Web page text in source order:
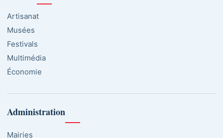
Artisanat
Musées
Festivals
Multimédia
Économie
Administration
Mairies